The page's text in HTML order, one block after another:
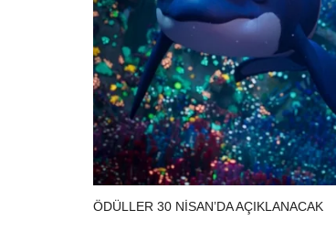
ÖDÜLLER 30 NİSAN’DA AÇIKLANACAK